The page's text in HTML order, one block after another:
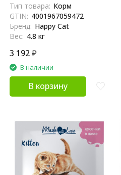
Тип товара: Корм
GTIN: 4001967059472
Бренд: Happy Cat
Вес: 4.8 кг
3 192₽
В наличии
В корзину